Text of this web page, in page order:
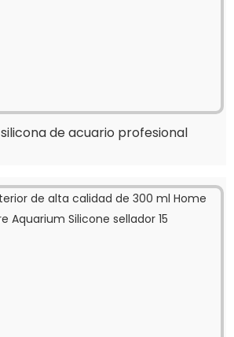
de acuario profesional